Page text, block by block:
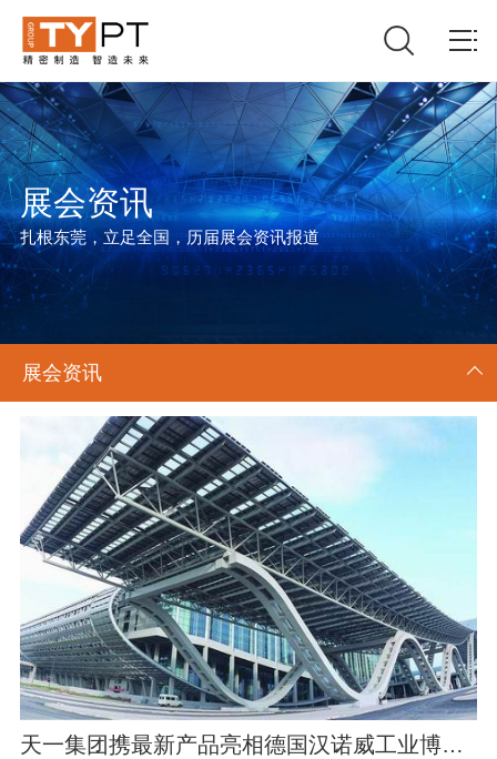
展会资讯
扎根东莞，立足全国，历届展会资讯报道
展会资讯
天一集团携最新产品亮相德国汉诺威工业博览会